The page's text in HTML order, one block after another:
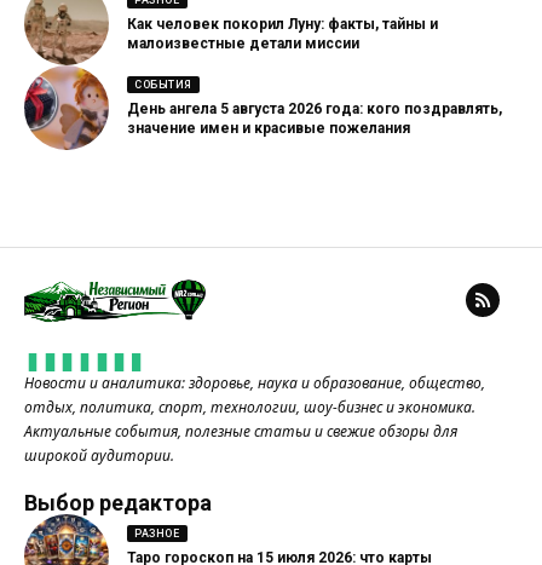
Как человек покорил Луну: факты, тайны и
малоизвестные детали миссии
СОБЫТИЯ
День ангела 5 августа 2026 года: кого поздравлять,
значение имен и красивые пожелания
Новости и аналитика: здоровье, наука и образование, общество,
отдых, политика, спорт, технологии, шоу-бизнес и экономика.
Актуальные события, полезные статьи и свежие обзоры для
широкой аудитории.
Выбор редактора
РАЗНОЕ
Таро гороскоп на 15 июля 2026: что карты